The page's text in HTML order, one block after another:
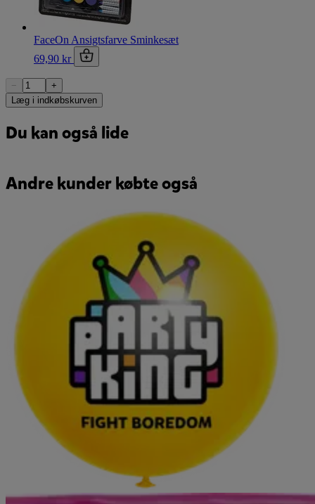
FaceOn Ansigtsfarve Sminkesæt
69,90 kr
−
+
Læg i indkøbskurven
Du kan også lide
Andre kunder købte også